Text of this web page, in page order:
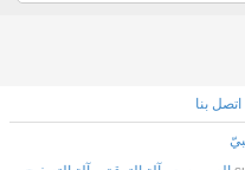
اتصل بنا